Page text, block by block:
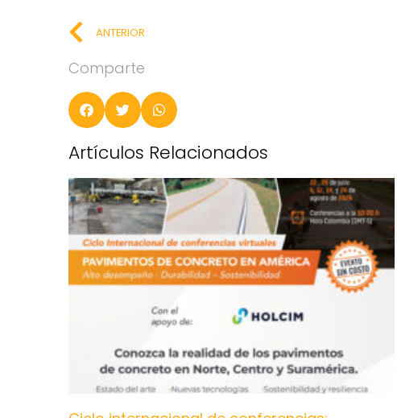
ANTERIOR
Comparte
Artículos Relacionados